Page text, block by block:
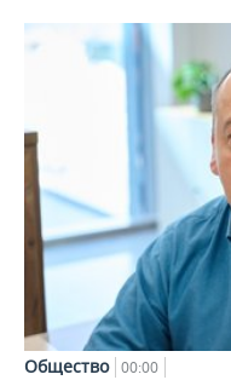
Общество 00:00